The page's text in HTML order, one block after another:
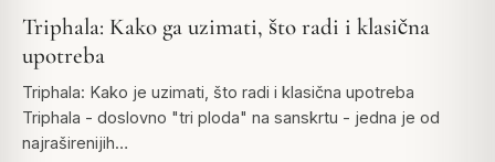
Triphala: Kako ga uzimati, što radi i klasična
upotreba
Triphala: Kako je uzimati, što radi i klasična upotreba
Triphala - doslovno "tri ploda" na sanskrtu - jedna je od
najraširenijih…